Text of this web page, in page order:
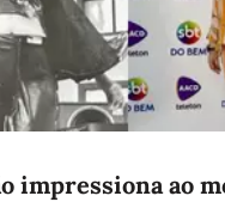
impressiona ao